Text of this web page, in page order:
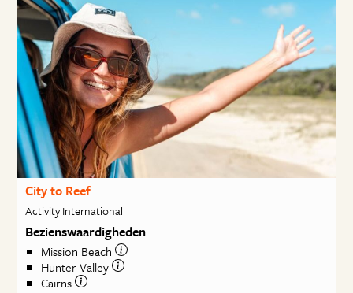
City to Reef
Activity International
Bezienswaardigheden
Mission Beach
Hunter Valley
Cairns